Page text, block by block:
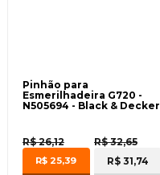
Pinhão para
Esmerilhadeira G720 -
N505694 - Black & Decker
R$ 26,12
R$ 25,39
R$ 32,65
R$ 31,74